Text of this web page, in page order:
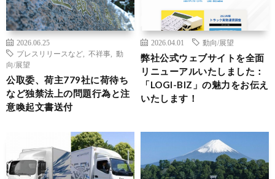
2026.06.25
プレスリリースなど
不祥事
動
向/展望
公取委、荷主779社に荷待ち
など独禁法上の問題行為と注
意喚起文書送付
2026.04.01 動向/展望
弊社公式ウェブサイトを全面
リニューアルいたしました：
「LOGI-BIZ」の魅力をお伝え
いたします！